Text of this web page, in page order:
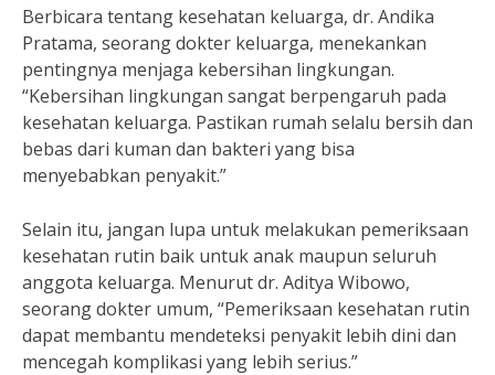
Berbicara tentang kesehatan keluarga, dr. Andika
Pratama, seorang dokter keluarga, menekankan
pentingnya menjaga kebersihan lingkungan.
“Kebersihan lingkungan sangat berpengaruh pada
kesehatan keluarga. Pastikan rumah selalu bersih dan
bebas dari kuman dan bakteri yang bisa
menyebabkan penyakit.”
Selain itu, jangan lupa untuk melakukan pemeriksaan
kesehatan rutin baik untuk anak maupun seluruh
anggota keluarga. Menurut dr. Aditya Wibowo,
seorang dokter umum, “Pemeriksaan kesehatan rutin
dapat membantu mendeteksi penyakit lebih dini dan
mencegah komplikasi yang lebih serius.”